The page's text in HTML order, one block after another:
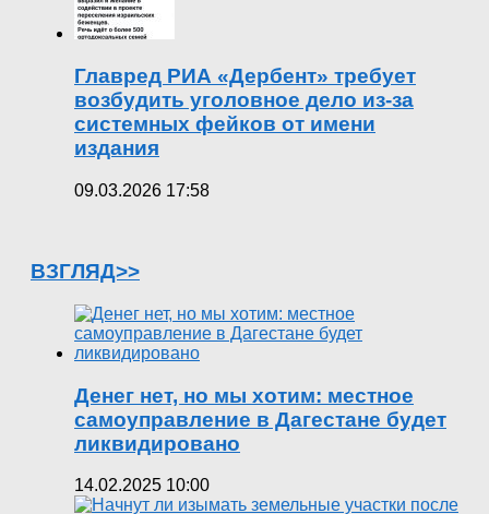
Главред РИА «Дербент» требует
возбудить уголовное дело из-за
системных фейков от имени
издания
09.03.2026 17:58
ВЗГЛЯД>>
Денег нет, но мы хотим: местное
самоуправление в Дагестане будет
ликвидировано
14.02.2025 10:00